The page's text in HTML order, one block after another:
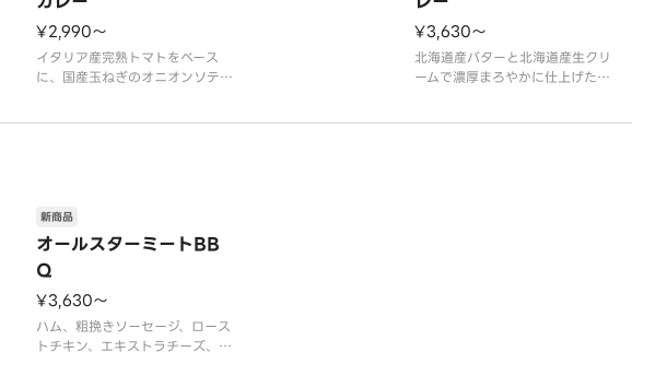
¥2,990〜
イタリア産完熟トマトをベース
に、国産玉ねぎのオニオンソテ
ン、ズッキーニ、トマトカレー
¥3,630〜
北海道産バターと北海道産生クリ
ームで濃厚まろやかに仕上げたバ
オールスターミートBB
Q
新商品
¥3,630〜
ハム、粗挽きソーセージ、ロース
トチキン、エキストラチーズ、燻